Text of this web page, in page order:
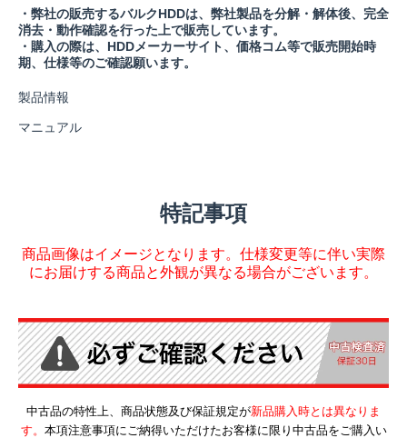
・弊社の販売するバルクHDDは、弊社製品を分解・解体後、完全
消去・動作確認を行った上で販売しています。
・購入の際は、HDDメーカーサイト、価格コム等で販売開始時
期、仕様等のご確認願います。
製品情報
マニュアル
特記事項
商品画像はイメージとなります。仕様変更等に伴い実際
にお届けする商品と外観が異なる場合がございます。
中古品の特性上、商品状態及び保証規定が新品購入時とは異なりま
す。 本項注意事項にご納得いただけたお客様に限り中古品をご購入い